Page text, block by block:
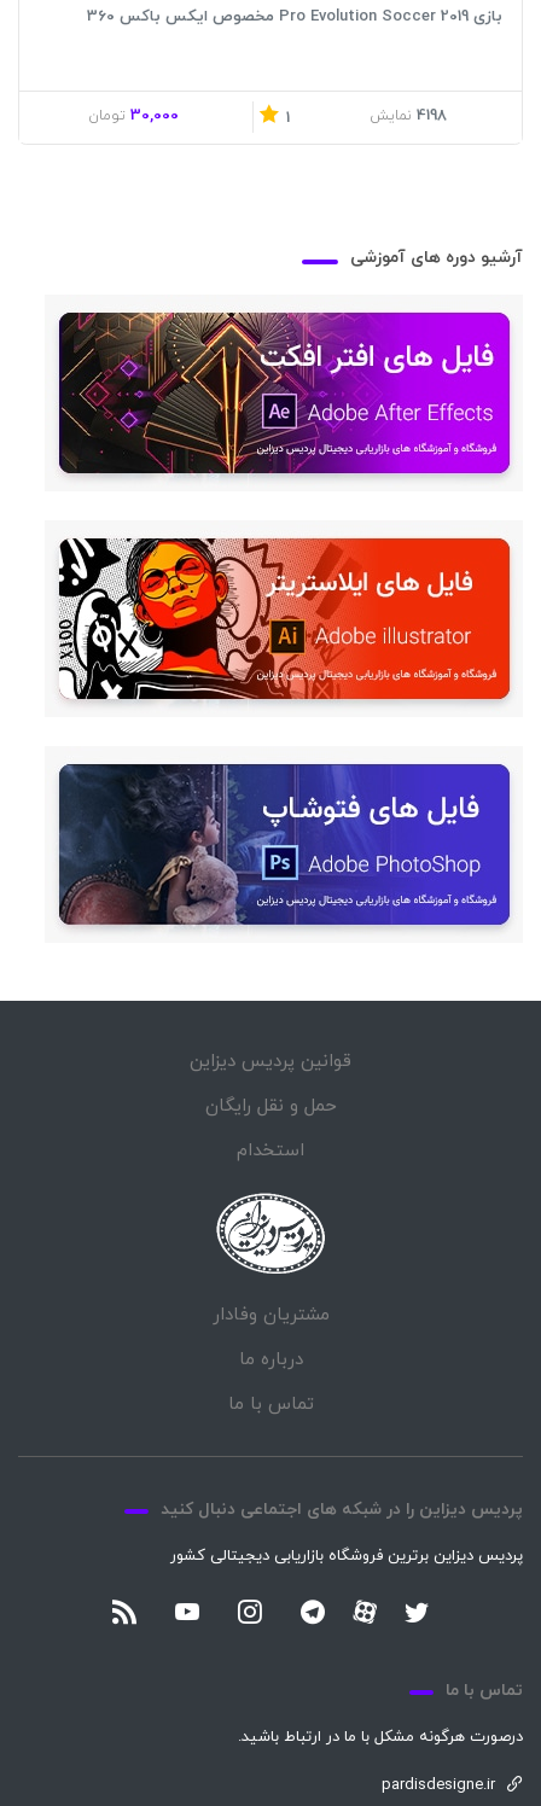
بازی Pro Evolution Soccer 2019 مخصوص ایکس باکس 360
4198 نمایش 1
30,000 تومان
آرشیو دوره های آموزشی
قوانین پردیس دیزاین
حمل و نقل رایگان
استخدام
مشتریان وفادار
درباره ما
تماس با ما
پردیس دیزاین را در شبکه های اجتماعی دنبال کنید
پردیس دیزاین برترین فروشگاه بازاریابی دیجیتالی کشور
تماس با ما
درصورت هرگونه مشکل با ما در ارتباط باشید.
pardisdesigne.ir